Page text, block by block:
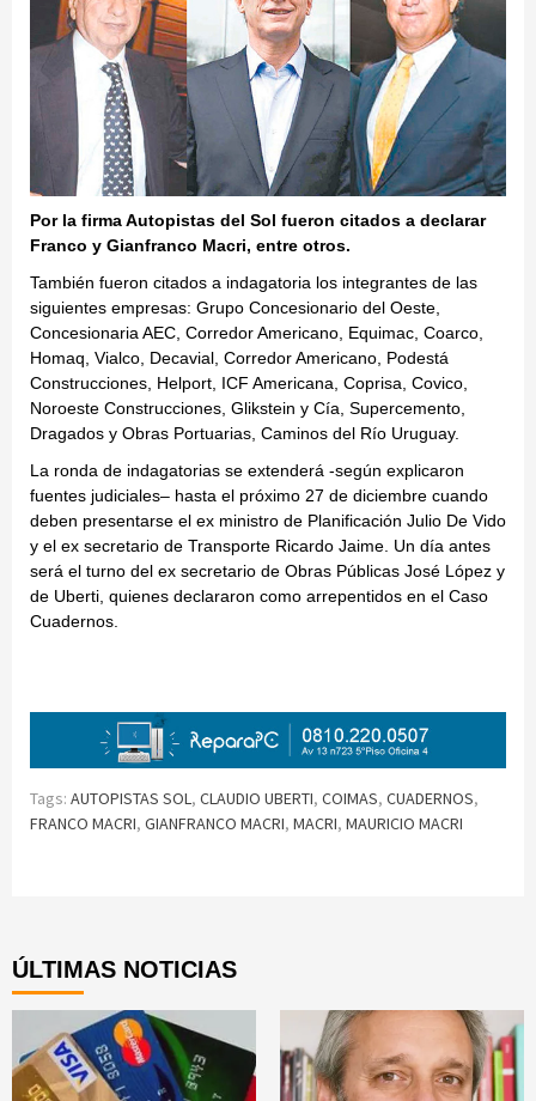
Por la firma Autopistas del Sol fueron citados a declarar
Franco y Gianfranco Macri, entre otros.
También fueron citados a indagatoria los integrantes de las
siguientes empresas: Grupo Concesionario del Oeste,
Concesionaria AEC, Corredor Americano, Equimac, Coarco,
Homaq, Vialco, Decavial, Corredor Americano, Podestá
Construcciones, Helport, ICF Americana, Coprisa, Covico,
Noroeste Construcciones, Glikstein y Cía, Supercemento,
Dragados y Obras Portuarias, Caminos del Río Uruguay.
La ronda de indagatorias se extenderá -según explicaron
fuentes judiciales– hasta el próximo 27 de diciembre cuando
deben presentarse el ex ministro de Planificación Julio De Vido
y el ex secretario de Transporte Ricardo Jaime. Un día antes
será el turno del ex secretario de Obras Públicas José López y
de Uberti, quienes declararon como arrepentidos en el Caso
Cuadernos.
Tags: AUTOPISTAS SOL, CLAUDIO UBERTI, COIMAS, CUADERNOS,
FRANCO MACRI, GIANFRANCO MACRI, MACRI, MAURICIO MACRI
ÚLTIMAS NOTICIAS